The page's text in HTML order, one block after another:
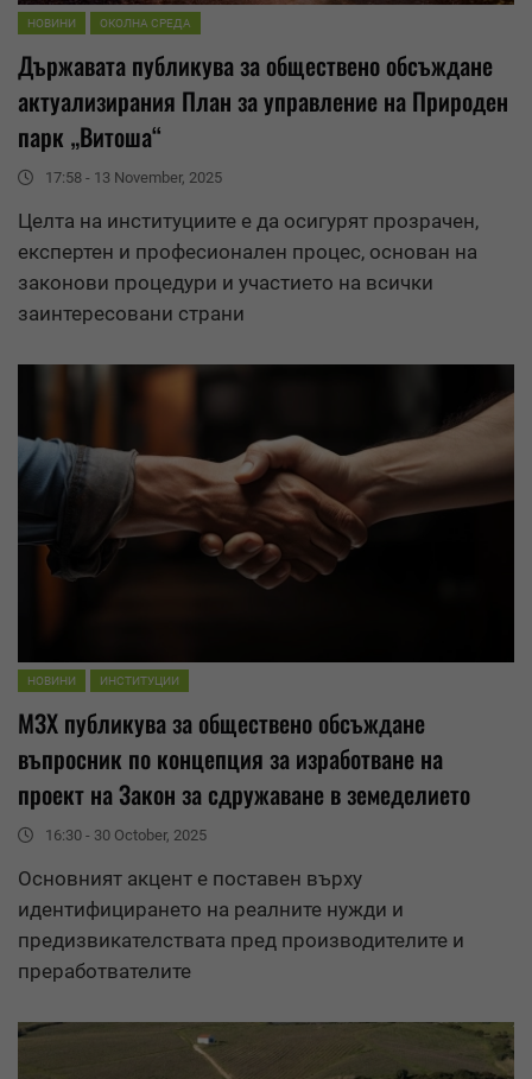
НОВИНИ ОКОЛНА СРЕДА
Държавата публикува за обществено обсъждане
актуализирания План за управление на Природен
парк „Витоша“
17:58 - 13 November, 2025
Целта на институциите е да осигурят прозрачен,
експертен и професионален процес, основан на
законови процедури и участието на всички
заинтересовани страни
НОВИНИ ИНСТИТУЦИИ
МЗХ публикува за обществено обсъждане
въпросник по концепция за изработване на
проект на Закон за сдружаване в земеделието
16:30 - 30 October, 2025
Основният акцент е поставен върху
идентифицирането на реалните нужди и
предизвикателствата пред производителите и
преработвателите